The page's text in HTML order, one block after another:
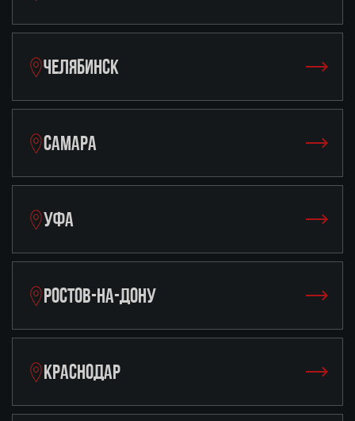
ЧЕЛЯБИНСК
САМАРА
УФА
РОСТОВ-НА-ДОНУ
КРАСНОДАР